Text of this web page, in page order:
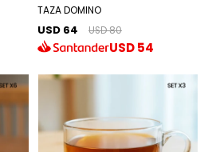
TAZA DOMINO
USD 64 USD 80
USD54